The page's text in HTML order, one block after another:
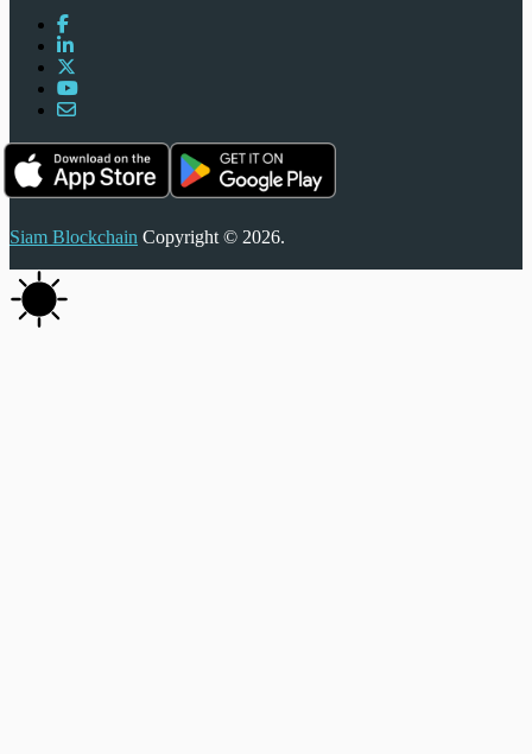
Siam Blockchain Copyright © 2026.